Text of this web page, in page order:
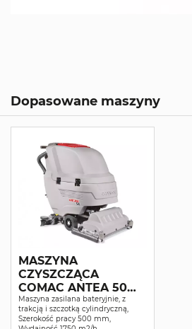
Dopasowane maszyny
MASZYNA
CZYSZCZĄCA
COMAC ANTEA 50
BTS
Maszyna zasilana bateryjnie, z
trakcją i szczotką cylindryczną,
Szerokość pracy 500 mm,